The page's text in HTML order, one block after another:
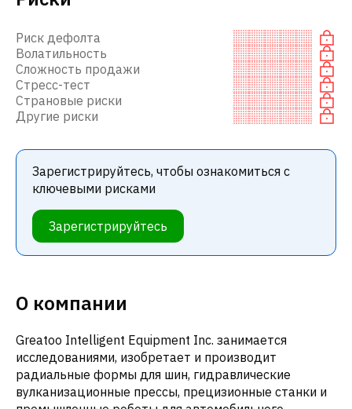
Риск дефолта
Волатильность
Сложность продажи
Стресс-тест
Страновые риски
Другие риски
Зарегистрируйтесь, чтобы ознакомиться с
ключевыми рисками
Зарегистрируйтесь
О компании
Greatoo Intelligent Equipment Inc. занимается
исследованиями, изобретает и производит
радиальные формы для шин, гидравлические
вулканизационные прессы, прецизионные станки и